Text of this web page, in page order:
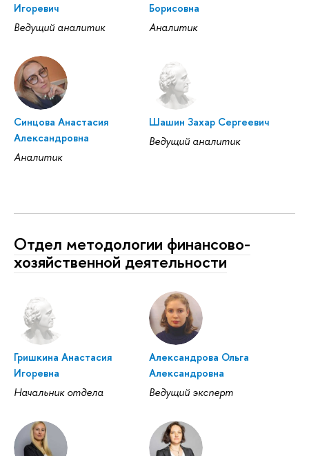
Игоревич
Ведущий аналитик
Борисовна
Аналитик
Синцова Анастасия
Александровна
Аналитик
Шашин Захар Сергеевич
Ведущий аналитик
Отдел методологии финансово-
хозяйственной деятельности
Гришкина Анастасия
Игоревна
Начальник отдела
Александрова Ольга
Александровна
Ведущий эксперт